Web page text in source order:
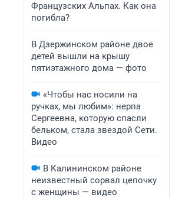
Французских Альпах. Как она
погибла?
В Дзержинском районе двое
детей вышли на крышу
пятиэтажного дома — фото
«Чтобы нас носили на
ручках, мы любим»: нерпа
Сергеевна, которую спасли
бельком, стала звездой Сети.
Видео
В Калининском районе
неизвестный сорвал цепочку
с женщины — видео